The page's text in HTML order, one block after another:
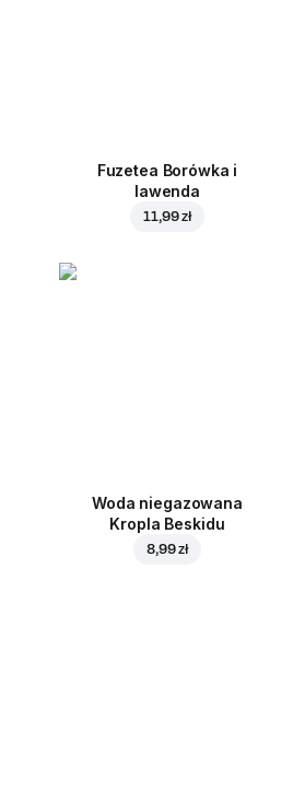
Fuzetea Borówka i
lawenda
11,99 zł
Woda niegazowana
Kropla Beskidu
8,99 zł